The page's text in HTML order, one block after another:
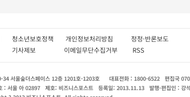
청소년보호정책 개인정보처리방침 정정·반론보도
기사제보 이메일무단수집거부 RSS
34 서울숲더스페이스 12층 1201호-1203호 대표전화 : 1800-6522 편집국
: 서울 아 02897 제호: 비즈니스포스트 등록일: 2013.11.13 발행·편집인 : 강